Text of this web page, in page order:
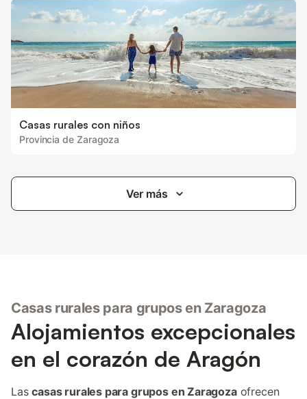
Casas rurales con niños
Provincia de Zaragoza
Ver más
Casas rurales para grupos en Zaragoza
Alojamientos excepcionales
en el corazón de Aragón
Lascasas rurales para grupos en Zaragozaofrecen